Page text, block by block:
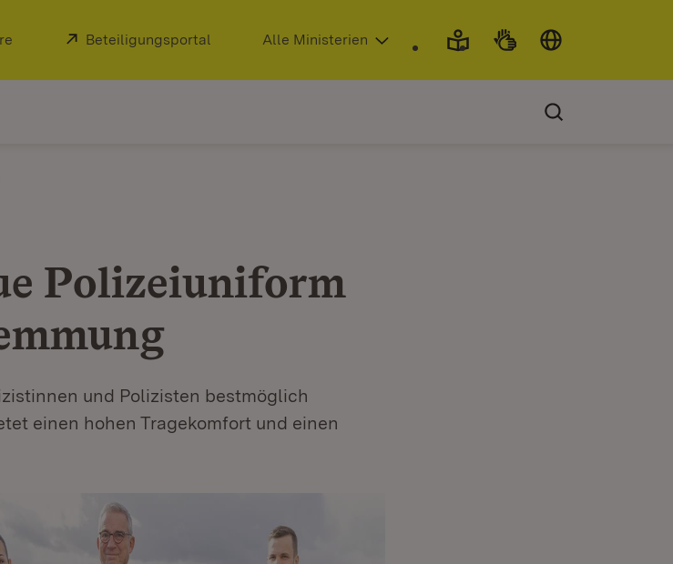
(Öffnet in neuem Fenster)
Extern:
Beteiligungsportal (Öffnet in neuem Fenster)
Alle Ministerien
Polizeiuniform
und Polizisten bestmöglich
einen hohen Tragekomfort und einen